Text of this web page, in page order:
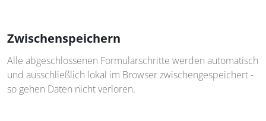
Zwischenspeichern
Alle abgeschlossenen Formularschritte werden automatisch
und ausschließlich lokal im Browser zwischengespeichert -
so gehen Daten nicht verloren.